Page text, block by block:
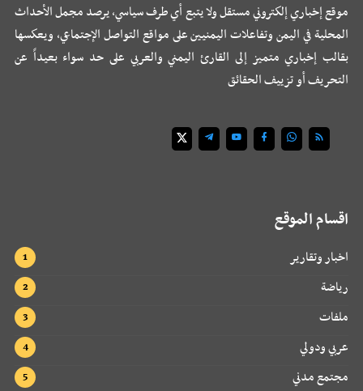
موقع إخباري إلكتروني مستقل ولا يتبع أي طرف سياسي، يرصد مجمل الأحداث
المحلية في اليمن وتفاعلات اليمنيين على مواقع التواصل الإجتماعي، ويعكسها
بقالب إخباري متميز إلى القارئ اليمني والعربي على حد سواء بعيداً عن
التحريف أو تزييف الحقائق
اقسام الموقع
اخبار وتقارير
رياضة
ملفات
عربي ودولي
مجتمع مدني